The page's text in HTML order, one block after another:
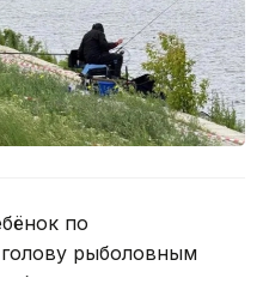
по
рыболовным
спасатели,